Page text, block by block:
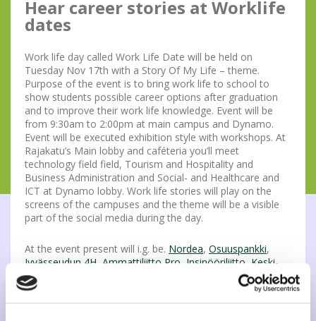
Hear career stories at Worklife
dates
Work life day called Work Life Date will be held on
Tuesday Nov 17th with a Story Of My Life – theme.
Purpose of the event is to bring work life to school to
show students possible career options after graduation
and to improve their work life knowledge. Event will be
from 9:30am to 2:00pm at main campus and Dynamo.
Event will be executed exhibition style with workshops. At
Rajakatu’s Main lobby and caféteria you’ll meet
technology field field, Tourism and Hospitality and
Business Administration and Social- and Healthcare and
ICT at Dynamo lobby. Work life stories will play on the
screens of the campuses and the theme will be a visible
part of the social media during the day.
At the event present will i.g. be. Nordea, Osuuspankki,
Jyvässeudun 4H Ammattiliitto Pro Insinööriliitto Keski-
Suomen Syöpäyhdistys ry
TukeaArkeen
Etsivä nuorisotyö
Toivakan kunta,Terapiapaja Pajan Toimiva Oy,